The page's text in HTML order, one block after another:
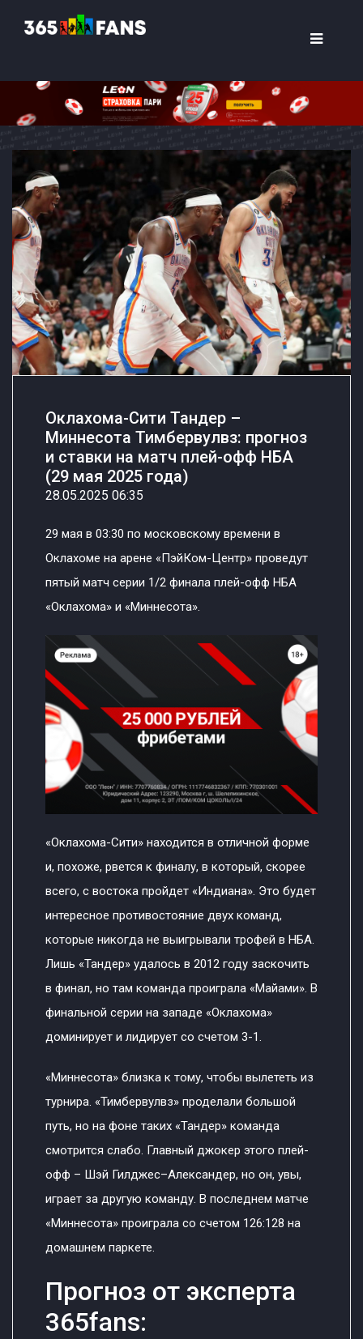
Оклахома-Сити Тандер –
Миннесота Тимбервулвз: прогноз
и ставки на матч плей-офф НБА
(29 мая 2025 года)
28.05.2025 06:35
29 мая в 03:30 по московскому времени в
Оклахоме на арене «ПэйКом-Центр» проведут
пятый матч серии 1/2 финала плей-офф НБА
«Оклахома» и «Миннесота».
«Оклахома-Сити» находится в отличной форме
и, похоже, рвется к финалу, в который, скорее
всего, с востока пройдет «Индиана». Это будет
интересное противостояние двух команд,
которые никогда не выигрывали трофей в НБА.
Лишь «Тандер» удалось в 2012 году заскочить
в финал, но там команда проиграла «Майами». В
финальной серии на западе «Оклахома»
доминирует и лидирует со счетом 3-1.
«Миннесота» близка к тому, чтобы вылететь из
турнира. «Тимбервулвз» проделали большой
путь, но на фоне таких «Тандер» команда
смотрится слабо. Главный джокер этого плей-
офф – Шэй Гилджес–Александер, но он, увы,
играет за другую команду. В последнем матче
«Миннесота» проиграла со счетом 126:128 на
домашнем паркете.
Прогноз от эксперта
365fans: